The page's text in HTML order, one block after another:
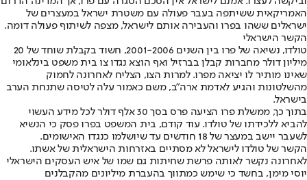
האמריקאית ששיתפה בעבר פעולה עם משטרת ישראל במעצרים של
ישראלים ששהו בפרו והעבירה אותם לישראל, מצפה לשיתוף פעולה דומה.
הקשר הישראלי
טולדו, נשיאה של פרו בין השנים 2001-2006, חשוד בקבלת שוחד של 20
מיליון דולר מחברות קבלן בברזיל ואף הוצא נגדו צו בית משפט בינלאומי
שאינו מותיר לו יציאה מפרו. למרות הצו, הצליח לאחרונה לחמוק
מהשלטונות והגיע לאדמת ארה"ב, משם כאמור עלה לטיסה שתנחת הערב
בישראל.
בתוך כך, ממשלת פרו הציעה פרס בסך 30 אלף דולר לכל מידע העשוי
להביא ללכידתו של טולדו. עוד קודם, בית המשפט בפרו פסק כי הנשיא
לשעבר יישב במעצר של 18 חודשים עד שיושלמו כנגדו האישומים.
הקשר של טולדו לישראל לא מסתיים באזרחות הישראלית של אשתו.
לאחרונה נקשר לאותה פרשת שחיתות גם שמו של איש העסקים הישראלי
יוסי מימן, בחשד כי שימש כמתווך בהעברת מיליונים מהקבלנים